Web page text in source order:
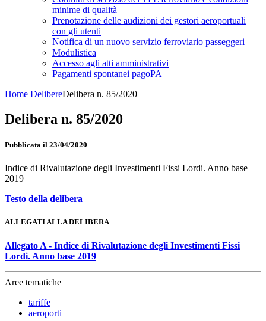
minime di qualità
Prenotazione delle audizioni dei gestori aeroportuali
con gli utenti
Notifica di un nuovo servizio ferroviario passeggeri
Modulistica
Accesso agli atti amministrativi
Pagamenti spontanei pagoPA
Home DelibereDelibera n. 85/2020
Delibera n. 85/2020
Pubblicata il 23/04/2020
Indice di Rivalutazione degli Investimenti Fissi Lordi. Anno base
2019
Testo della delibera
ALLEGATI ALLA DELIBERA
Allegato A - Indice di Rivalutazione degli Investimenti Fissi
Lordi. Anno base 2019
Aree tematiche
tariffe
aeroporti